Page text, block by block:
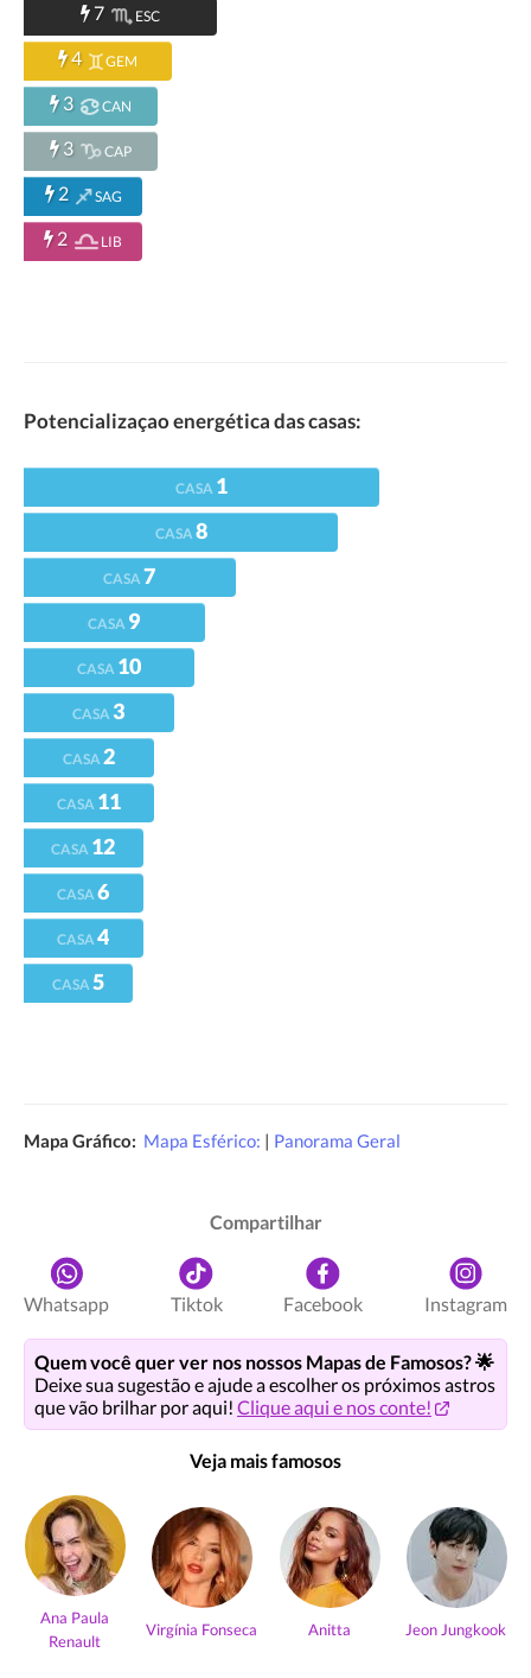
7 ESC
4 GEM
3 CAN
3 CAP
2 SAG
2 LIB
Potencializaçao energética das casas:
CASA 1
CASA8
CASA7
CASA 9
CASA 10
CASA 3
CASA2
CASA 11
CASA 12
CASA6
CASA4
CASA5
Mapa Gráfico: Mapa Esférico: | Panorama Geral
Compartilhar
Whatsapp Tiktok Facebook Instagram
Quem você quer ver nos nossos Mapas de Famosos? 🌟
Deixe sua sugestão e ajude a escolher os próximos astros
que vão brilhar por aqui! Clique aqui e nos conte!
Veja mais famosos
Ana Paula
Renault
Virgínia Fonseca Anitta Jeon Jungkook